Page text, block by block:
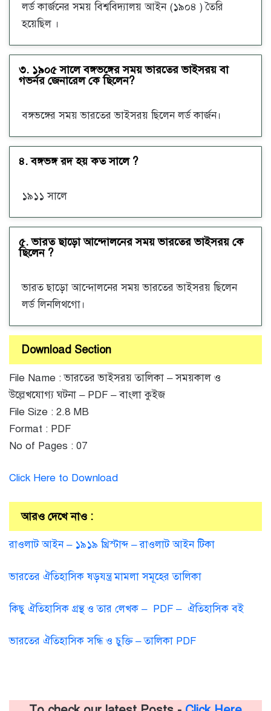
লর্ড কার্জনের সময় বিশ্ববিদ্যালয় আইন (১৯০৪ ) তৈরি
হয়েছিল ।
৩. ১৯০৫ সালে বঙ্গভঙ্গের সময় ভারতের ভাইসরয় বা
গভর্নর জেনারেল কে ছিলেন?
বঙ্গভঙ্গের সময় ভারতের ভাইসরয় ছিলেন লর্ড কার্জন।
৪. বঙ্গভঙ্গ রদ হয় কত সালে ?
১৯১১ সালে
৫. ভারত ছাড়ো আন্দোলনের সময় ভারতের ভাইসরয় কে
ছিলেন ?
ভারত ছাড়ো আন্দোলনের সময় ভারতের ভাইসরয় ছিলেন
লর্ড লিনলিথগো।
Download Section
File Name : ভারতের ভাইসরয় তালিকা – সময়কাল ও
উল্লেখযোগ্য ঘটনা – PDF – বাংলা কুইজ
File Size : 2.8 MB
Format : PDF
No of Pages : 07
Click Here to Download
আরও দেখে নাও :
রাওলাট আইন – ১৯১৯ খ্রিস্টাব্দ – রাওলাট আইন টিকা
ভারতের ঐতিহাসিক ষড়যন্ত্র মামলা সমূহের তালিকা
কিছু ঐতিহাসিক গ্রন্থ ও তার লেখক – PDF – ঐতিহাসিক বই
ভারতের ঐতিহাসিক সন্ধি ও চুক্তি – তালিকা PDF